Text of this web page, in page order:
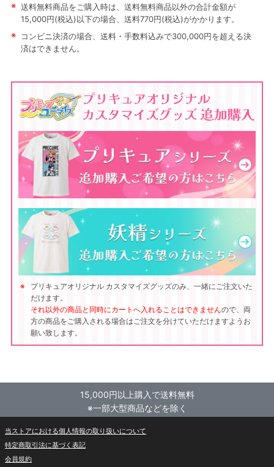
※ 送料無料商品をご購入時は、送料無料商品以外の合計金額が
15,000円(税込)以下の場合、送料770円(税込)がかかります。
※
コンビニ決済の場合、送料・手数料込みで300,000円を超える決
済はできません。
プリキュアオリジナル カスタマイズグッズのみ、一緒にご注文いた
だけます。
それ以外の商品と同時にカートへ入れることはできませんので、両
方の商品をご購入される場合はご注文を分けていただけますようお
願い致します。
15,000円以上購入で送料無料
※一部大型商品などを除く
当ストアにおける個人情報の取り扱いについて
特定商取引法に基づく表記
会員規約